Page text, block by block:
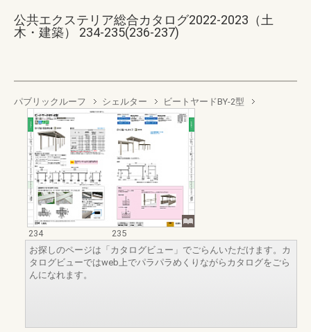
公共エクステリア総合カタログ2022-2023（土
木・建築） 234-235(236-237)
パブリックルーフ シェルター ビートヤードBY-2型
234
235
お探しのページは「カタログビュー」でごらんいただけます。カ
タログビューではweb上でパラパラめくりながらカタログをごら
んになれます。